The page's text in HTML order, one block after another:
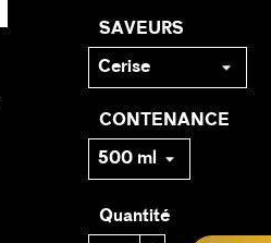
SAVEURS
CONTENANCE
Quantité